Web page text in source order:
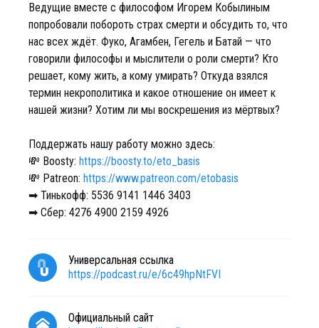
Ведущие вместе с философом Игорем Кобылиным
попробовали побороть страх смерти и обсудить то, что
нас всех ждёт. Фуко, Агамбен, Гегель и Батай — что
говорили философы и мыслители о роли смерти? Кто
решает, кому жить, а кому умирать? Откуда взялся
термин некрополитика и какое отношение он имеет к
нашей жизни? Хотим ли мы воскрешения из мёртвых?
Поддержать нашу работу можно здесь:
💸 Boosty: https://boosty.to/eto_basis
💸 Patreon: https://www.patreon.com/etobasis
➡ Тинькофф: 5536 9141 1446 3403
➡ Сбер: 4276 4900 2159 4926
Универсальная ссылка
https://podcast.ru/e/6c49hpNtFVI
Официальный сайт